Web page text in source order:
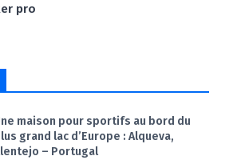
pro
maison pour sportifs au bord du
grand lac d’Europe : Alqueva,
– Portugal